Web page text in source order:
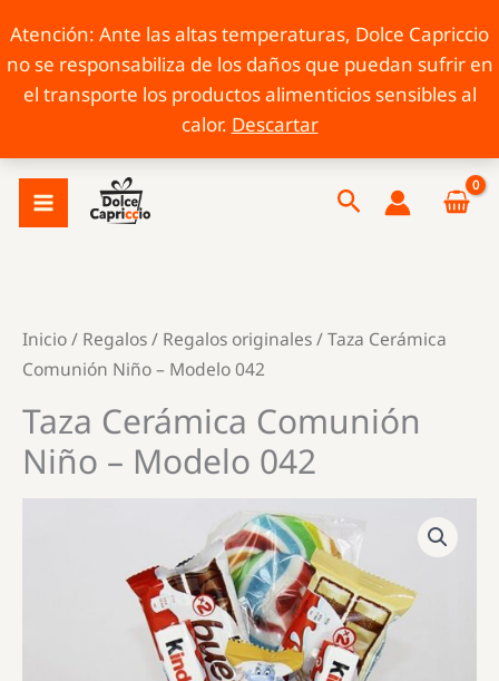
Atención: Ante las altas temperaturas, Dolce Capriccio
no se responsabiliza de los daños que puedan sufrir en
el transporte los productos alimenticios sensibles al
calor. Descartar
contenido
Buscar
Inicio/ Regalos/ Regalos originales/ Taza Cerámica
Comunión Niño – Modelo 042
Taza Cerámica Comunión
Niño – Modelo 042